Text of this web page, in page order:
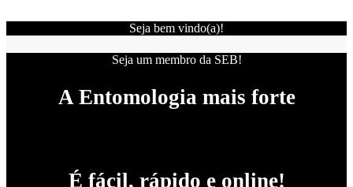
Seja bem vindo(a)!
Seja um membro da SEB!
A Entomologia mais forte
É fácil, rápido e online!